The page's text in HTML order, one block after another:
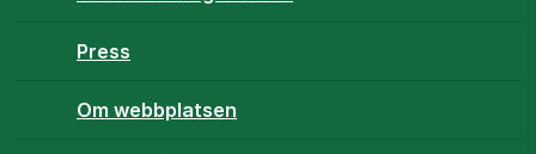
Press
Om webbplatsen